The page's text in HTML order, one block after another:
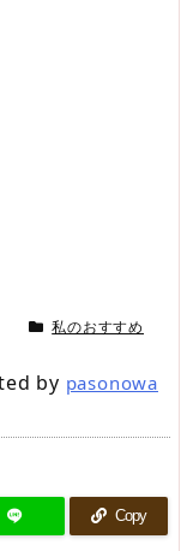
私のおすすめ
by pasonowa
Copy